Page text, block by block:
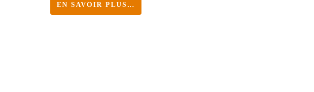
EN SAVOIR PLUS…